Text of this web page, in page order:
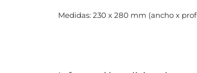
Medidas: 230 x 280 mm (ancho x